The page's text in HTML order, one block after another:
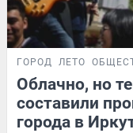
ГОРОД ЛЕТО
Облачно, но
составили
города в